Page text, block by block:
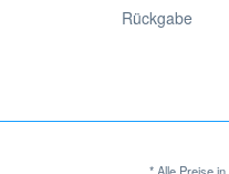
Rückgabe